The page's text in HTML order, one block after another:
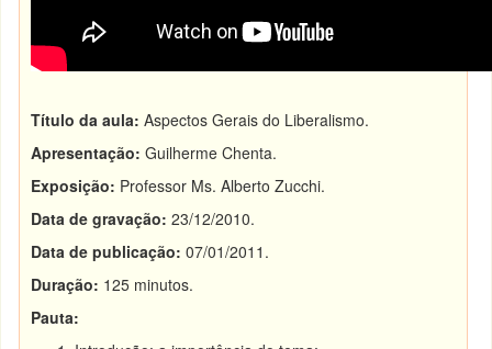
Título da aula: Aspectos Gerais do Liberalismo.
Apresentação: Guilherme Chenta.
Exposição: Professor Ms. Alberto Zucchi.
Data de gravação: 23/12/2010.
Data de publicação: 07/01/2011.
Duração: 125 minutos.
Pauta: